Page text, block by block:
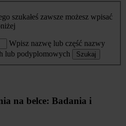
szukałeś zawsze możesz wpisać
Wpisz nazwę lub część nazwy
lub podyplomowych
Szukaj
na belce: Badania i